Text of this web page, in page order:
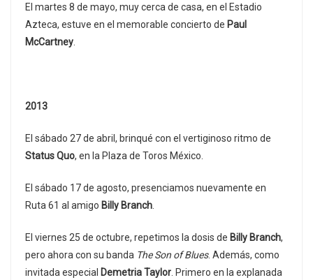
El martes 8 de mayo, muy cerca de casa, en el Estadio
Azteca, estuve en el memorable concierto de Paul
McCartney.
2013
El sábado 27 de abril, brinqué con el vertiginoso ritmo de
Status Quo, en la Plaza de Toros México.
El sábado 17 de agosto, presenciamos nuevamente en
Ruta 61 al amigo Billy Branch.
El viernes 25 de octubre, repetimos la dosis de Billy Branch,
pero ahora con su banda The Son of Blues. Además, como
invitada especial Demetria Taylor. Primero en la explanada